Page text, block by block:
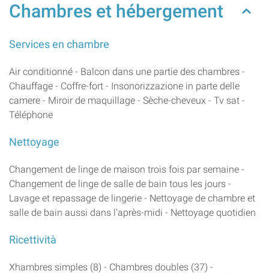
Chambres et hébergement
Services en chambre
Air conditionné - Balcon dans une partie des chambres -
Chauffage - Coffre-fort - Insonorizzazione in parte delle
camere - Miroir de maquillage - Sèche-cheveux - Tv sat -
Téléphone
Nettoyage
Changement de linge de maison trois fois par semaine -
Changement de linge de salle de bain tous les jours -
Lavage et repassage de lingerie - Nettoyage de chambre et
salle de bain aussi dans l'après-midi - Nettoyage quotidien
Ricettività
Xhambres simples (8) - Chambres doubles (37) -